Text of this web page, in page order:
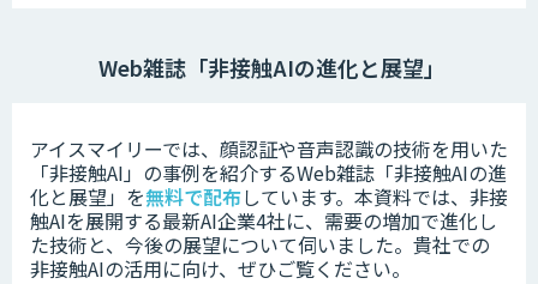
Web雑誌「非接触AIの進化と展望」
アイスマイリーでは、顔認証や音声認識の技術を用いた
「非接触AI」の事例を紹介するWeb雑誌「非接触AIの進
化と展望」を無料で配布しています。本資料では、非接
触AIを展開する最新AI企業4社に、需要の増加で進化し
た技術と、今後の展望について伺いました。 貴社での
非接触AIの活用に向け、ぜひご覧ください。